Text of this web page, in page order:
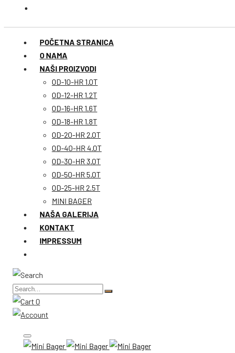
POČETNA STRANICA
O NAMA
NAŠI PROIZVODI
OD-10-HR 1.0T
OD-12-HR 1.2T
OD-16-HR 1.6T
OD-18-HR 1.8T
OD-20-HR 2.0T
OD-40-HR 4.0T
OD-30-HR 3.0T
OD-50-HR 5.0T
OD-25-HR 2.5T
MINI BAGER
NAŠA GALERIJA
KONTAKT
IMPRESSUM
0